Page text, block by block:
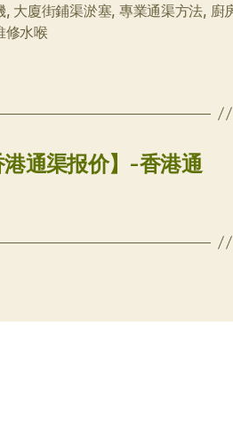
, 大廈街鋪渠淤塞, 專業通渠方法, 廚
修水喉
通渠报价】-香港通